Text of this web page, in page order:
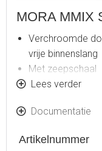
MORA MMIX
Verchroomde
vrije binnenslang
Met zeepschaal
Met verstelbare
Met anti-kalk
l/min)
Lees verder
Documentatie
Artikelnummer